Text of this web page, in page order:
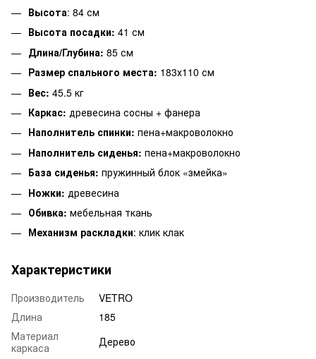
Высота: 84 см
Высота посадки: 41 см
Длина/Глубина: 85 см
Размер спального места: 183х110 см
Вес: 45.5 кг
Каркас: древесина сосны + фанера
Наполнитель спинки: пена+макроволокно
Наполнитель сиденья: пена+макроволокно
База сиденья: пружинный блок «змейка»
Ножки: древесина
Обивка: мебельная ткань
Механизм раскладки: клик клак
Характеристики
Производитель
VETRO
Длина
185
Материал
каркаса
Дерево